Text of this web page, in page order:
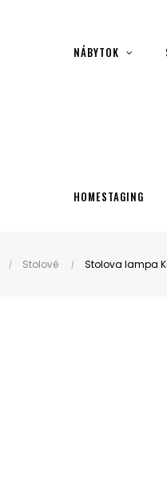
NÁBYTOK
HOMESTAGING
Stolové Stolova lampa